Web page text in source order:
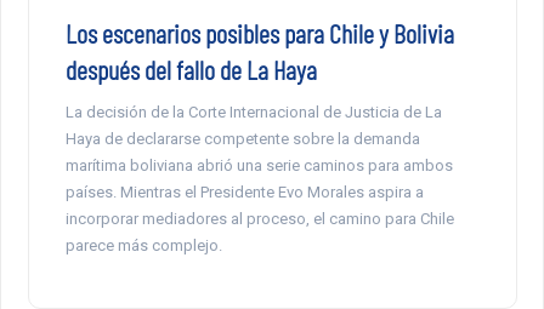
Los escenarios posibles para Chile y Bolivia
después del fallo de La Haya
La decisión de la Corte Internacional de Justicia de La
Haya de declararse competente sobre la demanda
marítima boliviana abrió una serie caminos para ambos
países. Mientras el Presidente Evo Morales aspira a
incorporar mediadores al proceso, el camino para Chile
parece más complejo.